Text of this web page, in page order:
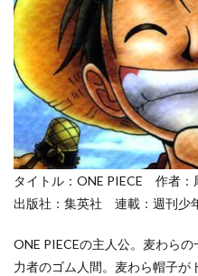
3
【ONE
PIECE】
登場人
物一覧
タイトル：ONE PIECE 作者：
出版社：集英社 連載：週刊少
ONE PIECEの主人公。麦わら
力者のゴム人間。麦わら帽子が